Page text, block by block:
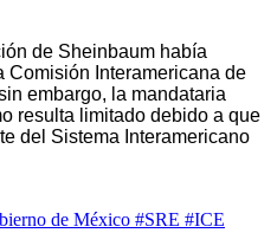
de Sheinbaum había
Comisión Interamericana de
embargo, la mandataria
resulta limitado debido a que
del Sistema Interamericano
de México #SRE #ICE